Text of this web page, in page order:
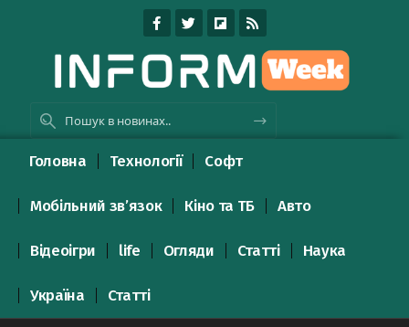
Головна Технології Софт
Мобільний зв’язок Кіно та ТБ Авто
Відеоігри life Огляди Статті Наука
Україна Статті